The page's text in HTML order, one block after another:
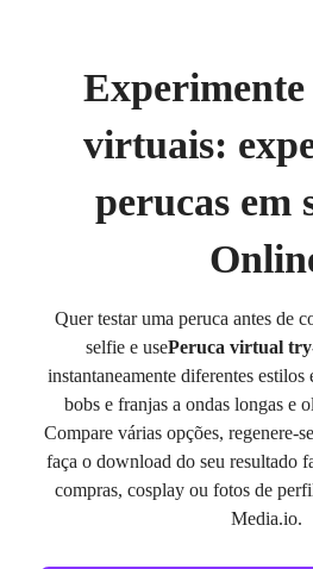
Experimente
virtuais:
perucas em
Quer testar uma peruca antes de
selfie e usePeruca virtual
instantaneamente diferentes
bobs e franjas a ondas longas e
Compare várias opções, regenere-
faça o download do seu resultado
compras, cosplay ou fotos de
Media.io.